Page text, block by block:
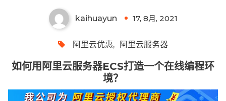
kaihuayun 17, 8月, 2021
阿里云优惠, 阿里云服务器
如何用阿里云服务器ECS打造一个在线编程环
境？